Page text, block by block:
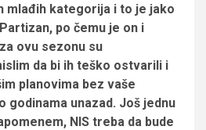
mlađih kategorija i to je jako
po čemu je on i
ovu sezonu su
da bi ih teško ostvarili i
planovima bez vaše
godinama unazad. Još jednu
NIS treba da bude